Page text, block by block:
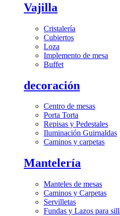
Vajilla
Cristalería
Cubiertos
Loza
Implemento de mesa
Buffet
decoración
Centro de mesas
Porta Torta
Repisas y Pedestales
Iluminación Guirnaldas
Caminos y carpetas
Mantelería
Manteles de mesas
Caminos y Carpetas
Servilletas
Fundas y Lazos para